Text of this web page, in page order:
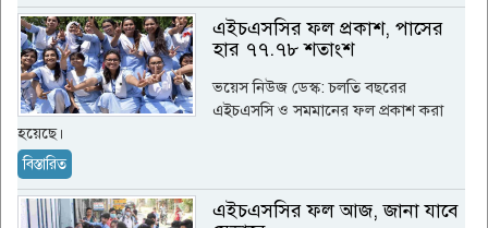
এইচএসসির ফল প্রকাশ, পাসের
হার ৭৭.৭৮ শতাংশ
ভয়েস নিউজ ডেস্ক: চলতি বছরের
এইচএসসি ও সমমানের ফল প্রকাশ করা
হয়েছে।
বিস্তারিত
এইচএসসির ফল আজ, জানা যাবে